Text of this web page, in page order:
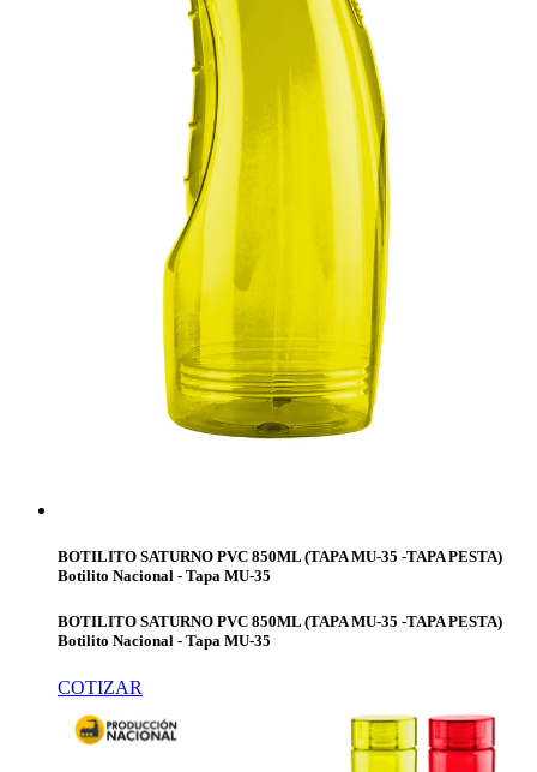
BOTILITO SATURNO PVC 850ML (TAPA MU-35 -TAPA PESTA)
Botilito Nacional - Tapa MU-35
BOTILITO SATURNO PVC 850ML (TAPA MU-35 -TAPA PESTA)
Botilito Nacional - Tapa MU-35
COTIZAR